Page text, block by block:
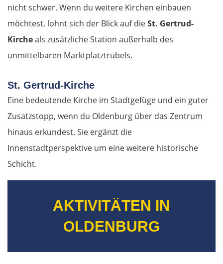
nicht schwer. Wenn du weitere Kirchen einbauen
möchtest, lohnt sich der Blick auf dieSt. Gertrud-
Kircheals zusätzliche Station außerhalb des
unmittelbaren Marktplatztrubels.
St. Gertrud-Kirche
Eine bedeutende Kirche im Stadtgefüge und ein guter
Zusatzstopp, wenn du Oldenburg über das Zentrum
hinaus erkundest. Sie ergänzt die
Innenstadtperspektive um eine weitere historische
Schicht.
AKTIVITÄTEN IN
OLDENBURG
Edessa
Polykastro
Bulgarien West
Petritsch